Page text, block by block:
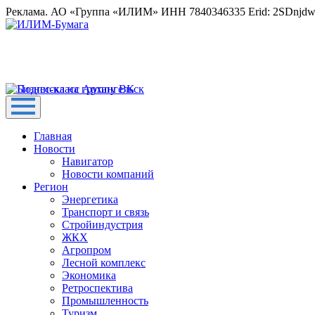
Реклама. АО «Группа «ИЛИМ» ИНН 7840346335 Erid:
Главная
Новости
Навигатор
Новости компаний
Регион
Энергетика
Транспорт и связь
Стройиндустрия
ЖКХ
Агропром
Лесной комплекс
Экономика
Ретроспектива
Промышленность